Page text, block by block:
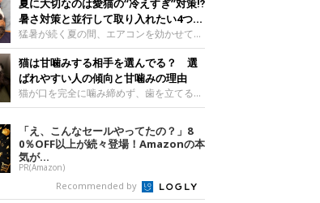
室温が急に上昇する場合があります。猫は
自分で涼しい場所を探すのが得意ですが、
部屋全体が暑くなれ
師の重本仁先生に、猫に水分を摂らせるた
めにできるためできる工夫を教えていただ
きました。ボウルの高さを愛猫の好みにね
このきもち投稿写真ギャラリー水飲みボウ
ルの高さは、猫が飲むときに頭が胃より下
にならないように設定すると飲みやすいで
しょう。首を深く折り曲げずに済むため、
関節や食道への負
って聞こえることがあります。 そんなと
き、あわせてどのような様子を確認したら
よいのでしょうか。暑い日に猫の鳴き方が
変わるときの見方や注意したい体調の変化
などについて、ねこのきもち獣医師相談室
の山口みき先生に伺いました。 鳴き方の
変化だけで判断せず、全身の様子も確認し
てねこのきもち投稿写真ギャラリー猫の鳴
ように見えることがあります。 ただ、鳴
き声だけで原因を決めるのは難しく、体調
や環境の変化を
夏に大切なのは愛猫の“冷えすぎ”対策⁉
暑さ対策と並行して取り入れたい4つの
工夫
猛暑が続く夏の間、エアコンを効かせて室
内を冷やしますよね。しかし、人にとって
は快適な温度でも、猫にとっては温度が低
すぎることも。暑さ対策と並行して、冷え
すぎ対策もしっかりと行うことが大切で
す。今回は獣医師の重本仁先生に、猫の冷
ました。（1） 冷房の効いていない部屋に
行き来できるようにするねこのきもち投稿
写真ギャラリー猫が寒いと感じたときに、
冷気から逃れる「逃げ場」を用意しておき
ましょう。冷房の効いていない部屋や廊下
猫は甘噛みする相手を選んでる？ 選
ばれやすい人の傾向と甘噛みの理由
猫が口を完全に噛み締めず、歯を立てる程
度に噛む“甘噛み”。遊びやスキンシップの
ときに繰り出すことがありますが、同じ家
族でも噛まれる頻度に違いがあると感じる
ことも。ねこのきもちWEB MAGAZINEで
は、飼い主さんたちにアンケートを実施
し、愛猫が甘噛みする相手を選んでいると
感じる状況を教えてもらいました。また、
「え、こんなセールやってたの？」8
0％OFF以上が続々登場！Amazonの本
気が...
PR(Amazon)
Recommended by